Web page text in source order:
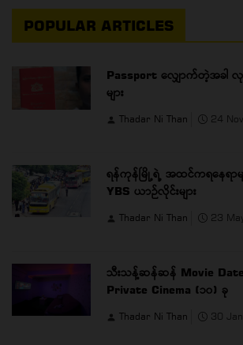
POPULAR ARTICLES
Passport လျှောက်တဲ့အခါ
များ
Thadar Ni Than 24
ရန်ကုန်မြို့ရဲ့ အထင်ကရနေရာမ
YBS ယာဉ်လိုင်းများ
Thadar Ni Than 23
သီးသန့်ဆန်ဆန် Movie
Private Cinema (၁၀) ခု
Thadar Ni Than 30